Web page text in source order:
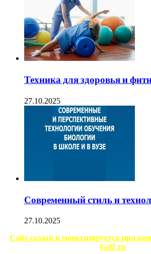
Техника для здоровья и
27.10.2025
Современный стиль и
27.10.2025
Сайт создан и монетизируется при
Ggl2.ru